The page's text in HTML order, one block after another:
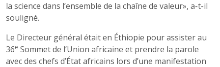
la science dans l’ensemble de la chaîne de valeur», a-t-il
souligné.
Le Directeur général était en Éthiopie pour assister au
36e Sommet de l’Union africaine et prendre la parole
avec des chefs d’État africains lors d’une manifestation